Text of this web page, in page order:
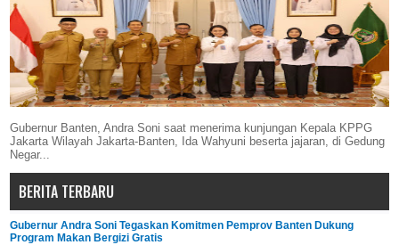
Gubernur Banten, Andra Soni saat menerima kunjungan Kepala KPPG
Jakarta Wilayah Jakarta-Banten, Ida Wahyuni beserta jajaran, di Gedung
Negar...
BERITA TERBARU
Gubernur Andra Soni Tegaskan Komitmen Pemprov Banten Dukung
Program Makan Bergizi Gratis